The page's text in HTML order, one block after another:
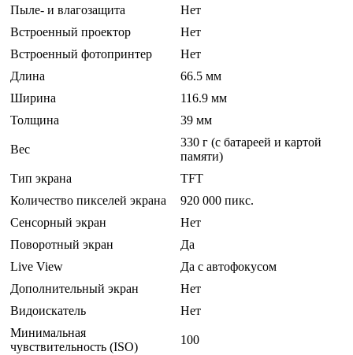
Пыле- и влагозащита
Нет
Встроенный проектор
Нет
Встроенный фотопринтер
Нет
Длина
66.5 мм
Ширина
116.9 мм
Толщина
39 мм
Вес
330 г (с батареей и картой
памяти)
Тип экрана
TFT
Количество пикселей экрана
920 000 пикс.
Сенсорный экран
Нет
Поворотный экран
Да
Live View
Да с автофокусом
Дополнительный экран
Нет
Видоискатель
Нет
Минимальная
чувствительность (ISO)
100